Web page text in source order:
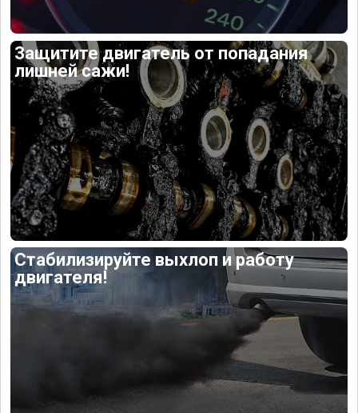
Защитите двигатель от попадания
лишней сажи!
Стабилизируйте выхлоп и работу
двигателя!